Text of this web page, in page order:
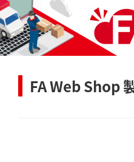
FA Web Shop